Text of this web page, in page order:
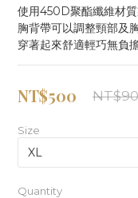
使用450D聚酯纖維材
胸背帶可以調整頸部及
穿著起來舒適輕巧無負
NT$500
Size
Quantity